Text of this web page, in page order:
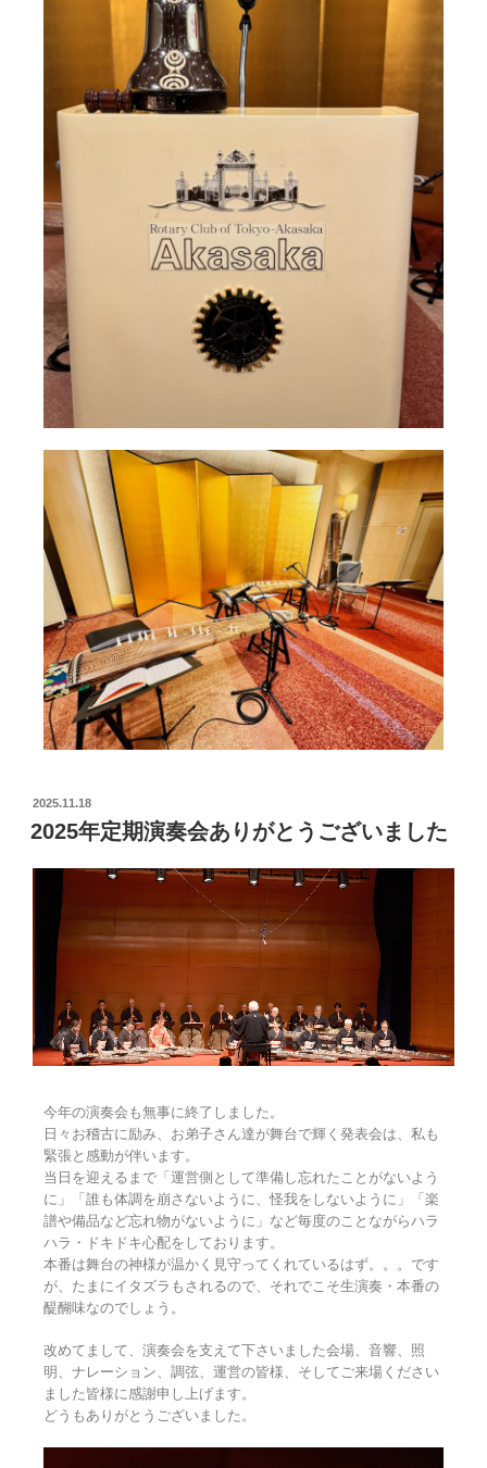
2025.11.18
2025年定期演奏会ありがとうございました
今年の演奏会も無事に終了しました。
日々お稽古に励み、お弟子さん達が舞台で輝く発表会は、私も
緊張と感動が伴います。
当日を迎えるまで「運営側として準備し忘れたことがないよう
に」「誰も体調を崩さないように、怪我をしないように」「楽
譜や備品など忘れ物がないように」など毎度のことながらハラ
ハラ・ドキドキ心配をしております。
本番は舞台の神様が温かく見守ってくれているはず。。。です
が、たまにイタズラもされるので、それでこそ生演奏・本番の
醍醐味なのでしょう。
改めてまして、演奏会を支えて下さいました会場、音響、照
明、ナレーション、調弦、運営の皆様、そしてご来場ください
ました皆様に感謝申し上げます。
どうもありがとうございました。